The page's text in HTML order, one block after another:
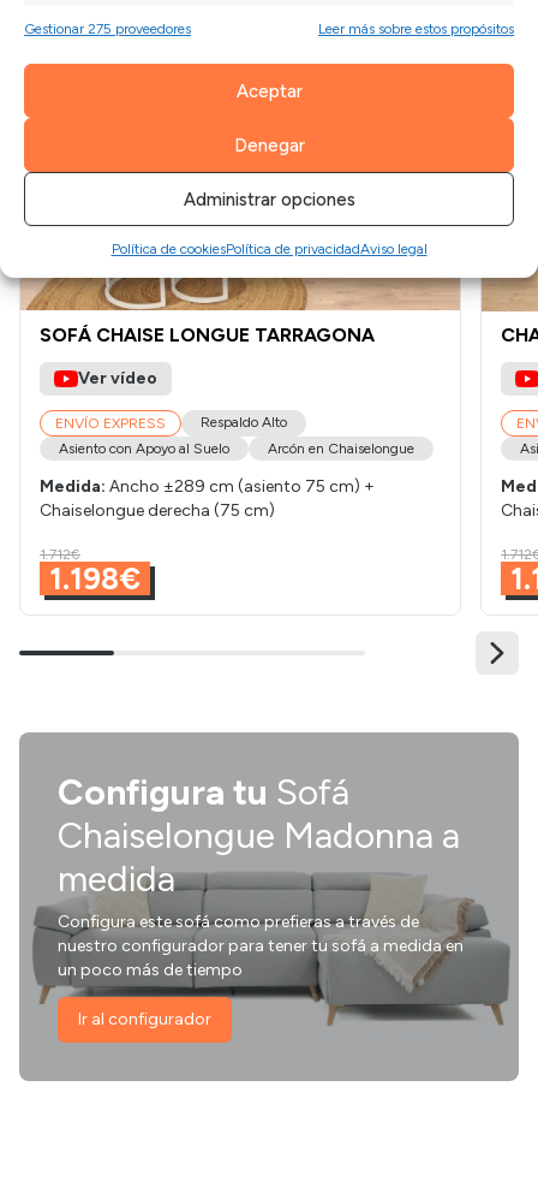
Gestionar 275 proveedores Leer más sobre estos propósitos
Aceptar
Denegar
Administrar opciones
Política de cookiesPolítica de privacidadAviso legal
SOFÁ CHAISE LONGUE TARRAGONA
Ver vídeo
ENVÍO EXPRESS
Respaldo Alto
Asiento con Apoyo al Suelo
Arcón en Chaiselongue
Medida: Ancho ±289 cm (asiento 75 cm) +
Chaiselongue derecha (75 cm)
1.712€
1.198€
Configura tu Sofá
Chaiselongue Madonna a
medida
Configura este sofá como prefieras a través de
nuestro configurador para tener tu sofá a medida en
un poco más de tiempo
Ir al configurador